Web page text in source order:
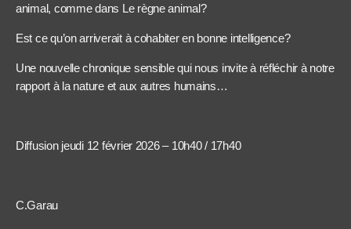
animal, comme dans Le règne animal?
Est ce qu’on arriverait à cohabiter en bonne intelligence?
Une nouvelle chronique sensible qui nous invite à réfléchir à notre
rapport à la nature et aux autres humains…
Diffusion jeudi 12 février 2026 – 10h40 / 17h40
C.Garau